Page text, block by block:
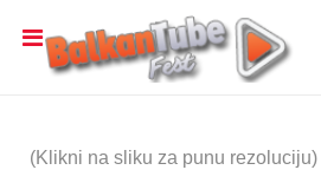
(Klikni na sliku za punu rezoluciju)